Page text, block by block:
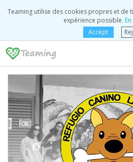
Teaming utilise des cookies propres et de
expérience possible.
Accept